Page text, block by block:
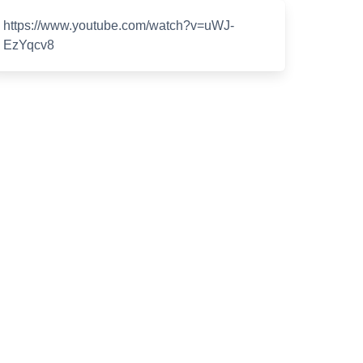
https://www.youtube.com/watch?v=uWJ-
EzYqcv8